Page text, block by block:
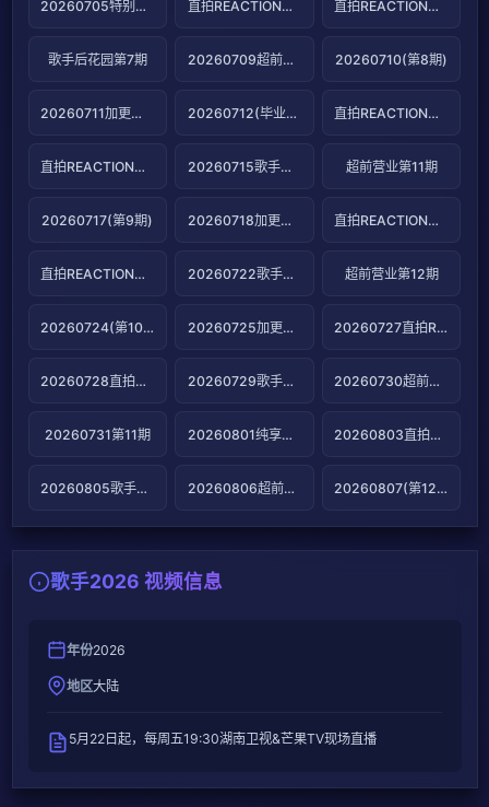
20260705特别企划第2期 直拍REACTION第13期 直拍REACTION第14期
歌手后花园第7期 20260709超前营业第10期 20260710(第8期)
20260711加更版第8期 20260712(毕业特辑) 直拍REACTION第15期
直拍REACTION第16期 20260715歌手后花园第8期 超前营业第11期
20260717(第9期) 20260718加更版第9期 直拍REACTION第17期
直拍REACTION第18期 20260722歌手后花园第9期 超前营业第12期
20260724(第10期) 20260725加更版第10期 20260727直拍REACTION第19期
20260728直拍REACTION第20期 20260729歌手后花园 20260730超前营业第13期
20260731第11期 20260801纯享版第11期 20260803直拍REACTION第21期
20260805歌手后花园第11期 20260806超前营业第14期 20260807(第12期)
歌手2026 视频信息
年份2026
地区大陆
5月22日起，每周五19:30湖南卫视&芒果TV现场直播